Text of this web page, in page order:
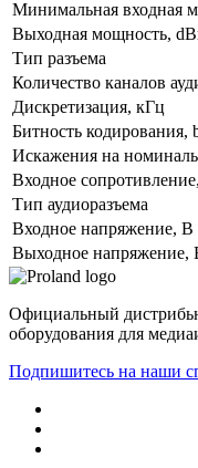
Минимальная входная
Выходная мощность,
Тип разъема
Количество каналов
Дискретизация, кГц
Битность кодирования,
Искажения на
Входное
Тип аудиоразъема
Входное напряжение, В
Выходное напряжение,
Официальный
оборудования для
Подпишитесь на наши